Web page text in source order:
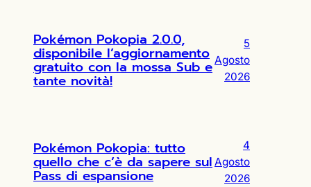
Pokémon Pokopia 2.0.0,
disponibile l’aggiornamento
gratuito con la mossa Sub e
tante novità!
5
Agosto
2026
Pokémon Pokopia: tutto
quello che c’è da sapere sul
Pass di espansione
4
Agosto
2026